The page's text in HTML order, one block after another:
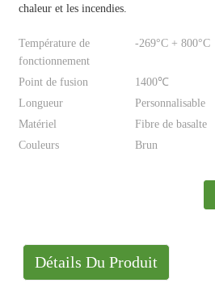
chaleur et les incendies.
Température de
fonctionnement
-269°C + 800°C
Point de fusion
1400℃
Longueur
Personnalisable
Matériel
Fibre de basalte
Couleurs
Brun
Détails Du Produit